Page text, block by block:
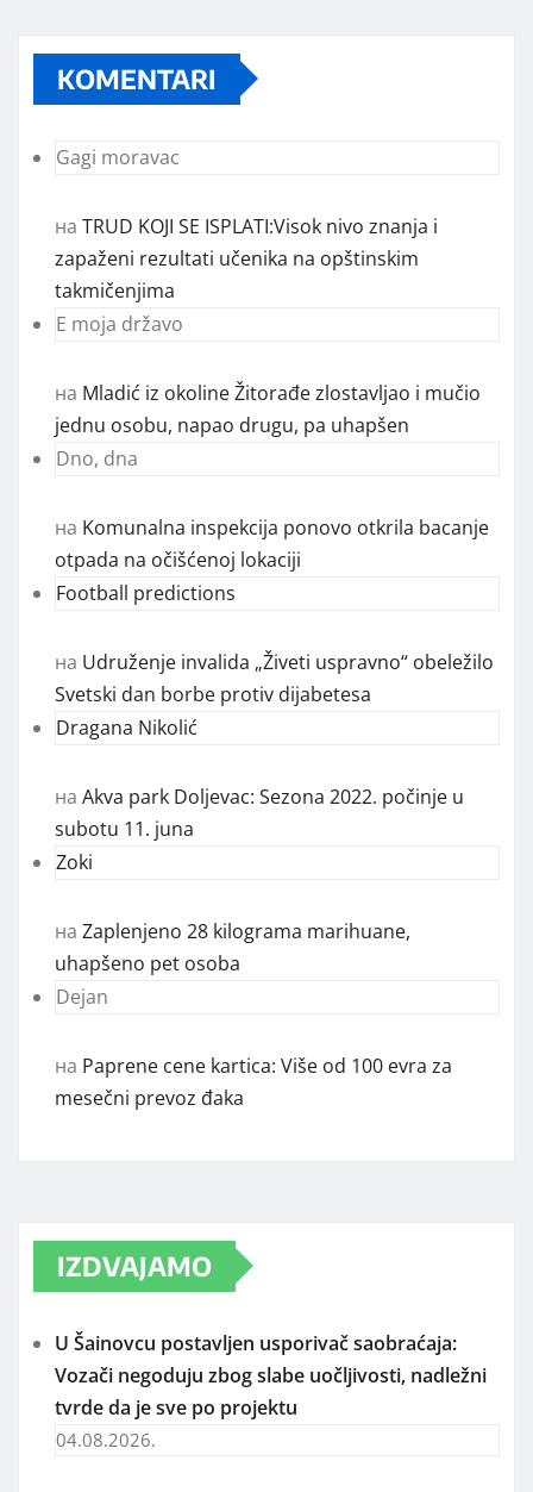
KOMENTARI
Gagi moravac
на TRUD KOJI SE ISPLATI:Visok nivo znanja i
zapaženi rezultati učenika na opštinskim
takmičenjima
E moja državo
на Mladić iz okoline Žitorađe zlostavljao i mučio
jednu osobu, napao drugu, pa uhapšen
Dno, dna
на Komunalna inspekcija ponovo otkrila bacanje
otpada na očišćenoj lokaciji
Football predictions
на Udruženje invalida „Živeti uspravno“ obeležilo
Svetski dan borbe protiv dijabetesa
Dragana Nikolić
на Akva park Doljevac: Sezona 2022. počinje u
subotu 11. juna
Zoki
на Zaplenjeno 28 kilograma marihuane,
uhapšeno pet osoba
Dejan
на Paprene cene kartica: Više od 100 evra za
mesečni prevoz đaka
IZDVAJAMO
U Šainovcu postavljen usporivač saobraćaja:
Vozači negoduju zbog slabe uočljivosti, nadležni
tvrde da je sve po projektu
04.08.2026.